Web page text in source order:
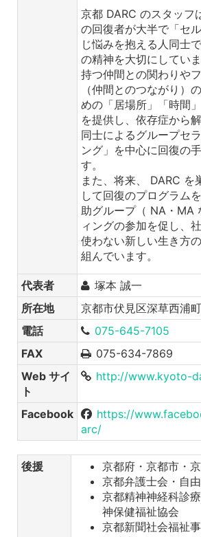
京都 DARC のスタッフ
の回復者が大半で「セ
じ悩みを抱える人同士
の精神を大切にしてい
持つ仲間との関わりや
（仲間とのつながり）
めの「居場所」「時間
を提供し、依存症から
同士によるグループセ
ング」を中心に回復の
す。
また、将来、 DARC を
して回復のプログラム
助グループ（ NA・MA
ィングの参加を促し、
使わない新しい生き方
組んでいます。
代表者
塚本 誠一
所在地
京都市伏見区深草西浦
電話
075-645-7105
FAX
075-634-7869
Web サイ
ト
http://www.kyoto-
Facebook
https://
arc/
後援
京都府・京都市・
京都弁護士会・自
京都精神神経科診
神保健福祉協会
京都新聞社会福祉